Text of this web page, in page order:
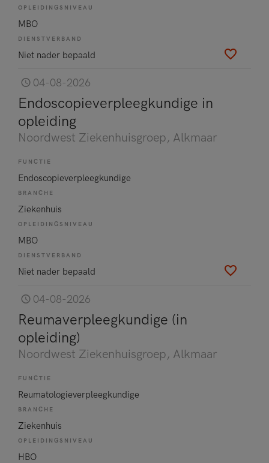
OPLEIDINGSNIVEAU
MBO
DIENSTVERBAND
Niet nader bepaald
04-08-2026
Endoscopieverpleegkundige in
opleiding
Noordwest Ziekenhuisgroep, Alkmaar
FUNCTIE
Endoscopieverpleegkundige
BRANCHE
Ziekenhuis
OPLEIDINGSNIVEAU
MBO
DIENSTVERBAND
Niet nader bepaald
04-08-2026
Reumaverpleegkundige (in
opleiding)
Noordwest Ziekenhuisgroep, Alkmaar
FUNCTIE
Reumatologieverpleegkundige
BRANCHE
Ziekenhuis
OPLEIDINGSNIVEAU
HBO